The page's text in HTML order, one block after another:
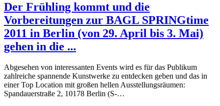
Der Frühling kommt und die
Vorbereitungen zur BAGL SPRINGtime
2011 in Berlin (von 29. April bis 3. Mai)
gehen in die ...
Abgesehen von interessanten Events wird es für das Publikum
zahlreiche spannende Kunstwerke zu entdecken geben und das in
einer Top Location mit großen hellen Ausstellungsräumen:
Spandauerstraße 2, 10178 Berlin (S-…